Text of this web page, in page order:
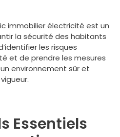
immobilier électricité est un
la sécurité des habitants
les risques
et de prendre les mesures
environnement sûr et
Essentiels